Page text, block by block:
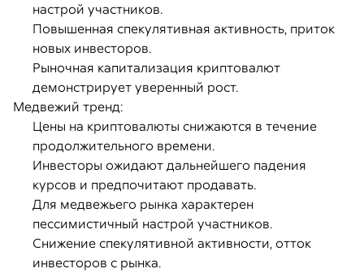
настрой участников.
Повышенная спекулятивная активность, приток
новых инвесторов.
Рыночная капитализация криптовалют
демонстрирует уверенный рост.
Медвежий тренд:
Цены на криптовалюты снижаются в течение
продолжительного времени.
Инвесторы ожидают дальнейшего падения
курсов и предпочитают продавать.
Для медвежьего рынка характерен
пессимистичный настрой участников.
Снижение спекулятивной активности, отток
инвесторов с рынка.